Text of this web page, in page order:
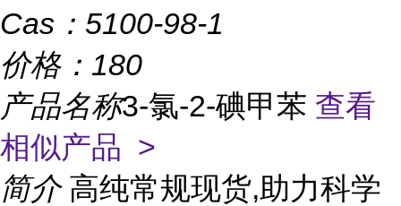
Cas： 5100-98-1
价格： 180
产品名称3-氯-2-碘甲苯 查看
相似产品 >
简介 高纯常规现货,助力科学